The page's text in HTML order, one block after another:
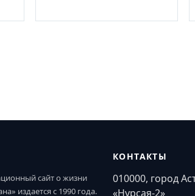
сайт о жизни
издается с 1990 года.
КОНТАКТЫ
010000, город
«Нурсая-2»